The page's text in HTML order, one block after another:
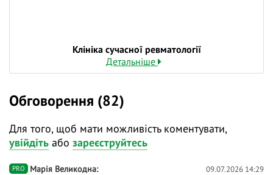
Клініка сучасної ревматології
Детальніше
Обговорення (82)
Для того, щоб мати можливість коментувати,
увійдіть або зареєструйтесь
PRO Марія Великодна 09.07.2026 14:29